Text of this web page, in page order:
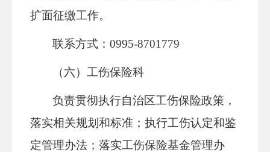
扩面征缴工作。
联系方式：0995-8701779
（六）工伤保险科
负责贯彻执行自治区工伤保险政策，
落实相关规划和标准；执行工伤认定和鉴
定管理办法；落实工伤保险基金管理办